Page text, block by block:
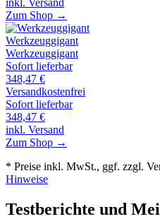
inkl. Versand
Zum Shop →
Werkzeuggigant
Werkzeuggigant
Sofort lieferbar
348,47 €
Versandkostenfrei
Sofort lieferbar
348,47 €
inkl. Versand
Zum Shop →
* Preise inkl. MwSt., ggf. zzgl.
Hinweise
Testberichte und